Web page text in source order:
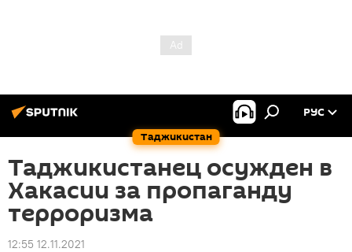
Таджикистан
РУС
Таджикистанец осужден в
Хакасии за пропаганду
терроризма
12:55 12.11.2021